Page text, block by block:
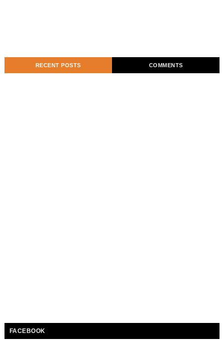
RECENT POSTS COMMENTS
FACEBOOK